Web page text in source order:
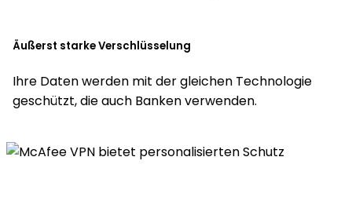
Äußerst starke Verschlüsselung
Ihre Daten werden mit der gleichen Technologie
geschützt, die auch Banken verwenden.